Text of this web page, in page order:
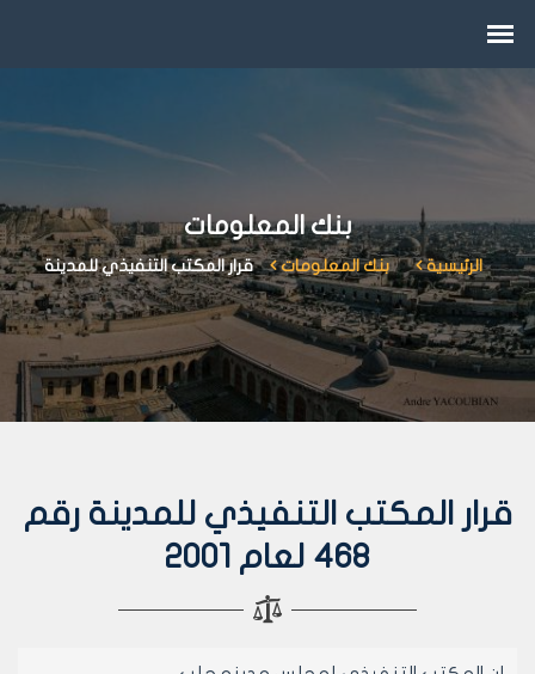
بنك المعلومات
الرئيسية بنك المعلومات قرار المكتب التنفيذي للمدينة
قرار المكتب التنفيذي للمدينة رقم
468 لعام 2001